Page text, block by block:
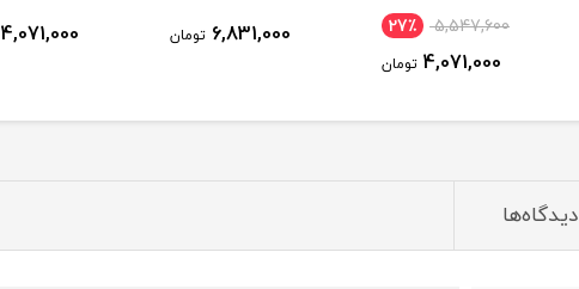
5,547,600 27٪
4,071,000 تومان
6,831,000 تومان 4,071,000
دیدگاه‌ها